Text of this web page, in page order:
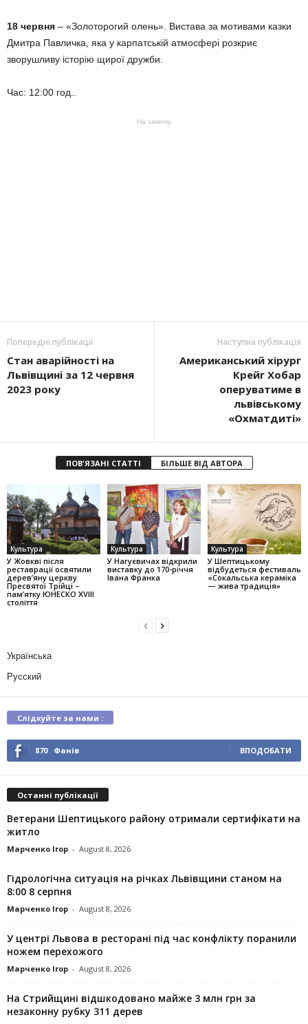
18 червня – «Золоторогий олень». Вистава за мотивами казки
Дмитра Павличка, яка у карпатській атмосфері розкриє
зворушливу історію щирої дружби.
Час: 12:00 год..
На замітку
Попередні публікації
Стан аварійності на
Львівщині за 12 червня
2023 року
Наступна публікація
Американський хірург
Крейг Хобар
оперуватиме в
львівському
«Охматдиті»
ПОВ'ЯЗАНІ СТАТТІ БІЛЬШЕ ВІД АВТОРА
Культура
У Жовкві після
реставрації освятили
дерев’яну церкву
Пресвятої Трійці –
пам’ятку ЮНЕСКО XVIII
століття
Культура
У Нагуєвичах відкрили
виставку до 170-річчя
Івана Франка
Культура
У Шептицькому
відбудеться фестиваль
«Сокальська кераміка
— жива традиція»
Українська
Русский
Слідкуйте за нами :
870 Фанів ВПОДОБАТИ
Останні публікації
Ветерани Шептицького району отримали сертифікати на
житло
Марченко Ігор - August 8, 2026
Гідрологічна ситуація на річках Львівщини станом на
8:00 8 серпня
Марченко Ігор - August 8, 2026
У центрі Львова в ресторані під час конфлікту поранили
ножем перехожого
Марченко Ігор - August 8, 2026
На Стрийщині відшкодовано майже 3 млн грн за
незаконну рубку 311 дерев